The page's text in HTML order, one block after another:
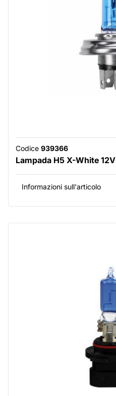
Codice 939366
Lampada H5 X-White 12V
Informazioni sull'articolo